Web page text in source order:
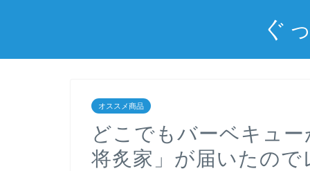
ぐ
オススメ商品
どこでもバーベキュ
将炙家」が届いたので